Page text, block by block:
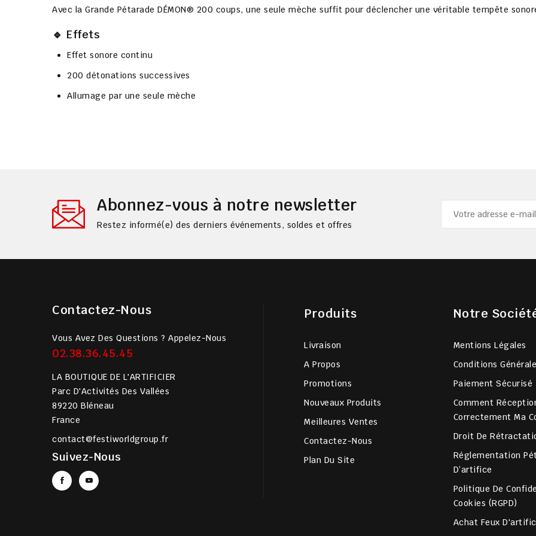
Avec la Grande Pétarade DÉMON® 200 coups, une seule mèche suffit pour déclencher une véritable tempête
🔹 Effets
Effet sonore continu
200 détonations successives
Allumage par une seule mèche
Abonnez-vous à notre newsletter
Restez informé(e) des derniers événements, soldes et offres
Contactez-Nous
Vous Avez Des Questions ? Appelez-Nous
02.38.36.45.45
LA BOUTIQUE DE L'ARTIFICIER
Parc D'Activités Des Vallées
89220 Bléneau
France
contact@festiworldgroup.fr
Suivez-Nous
Produits
Livraison
A Propos
Promotions
Nouveaux Produits
Meilleures Ventes
Contactez-Nous
Plan Du Site
Notre
Mentions Légales
Conditions
Paiement Sécurisé
Comment
Correctement Ma
Droit De
Réglementation
D’artifice
Politique De
Cookies (RGPD)
Achat Feux